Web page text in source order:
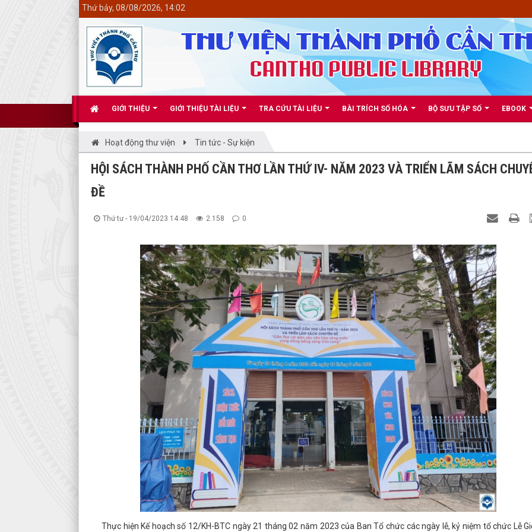
GIỚI THIỆU GIỚI THIỆU TÀI LIỆU TRA CỨU TÀI LIỆU BÀI TRÍCH SỐ HÓA BỘ SƯU TẬP SỐ EBOOK
Thứ bảy, 08/08/2026, 14:02
Hoạt động thư viện Tin tức - Sự kiện
HỘI SÁCH THÀNH PHỐ CẦN THƠ LẦN THỨ IV- NĂM 2023 VÀ TRIỂN LÃM SÁCH
ĐỀ
Thứ tư - 19/04/2023 14:48 2.158 0
Thực hiện Kế hoạch số 12/KH-BTC ngày 21 tháng 02 năm 2023 của Ban Tổ chức các ngày lễ, kỷ niệm tổ chức Lễ